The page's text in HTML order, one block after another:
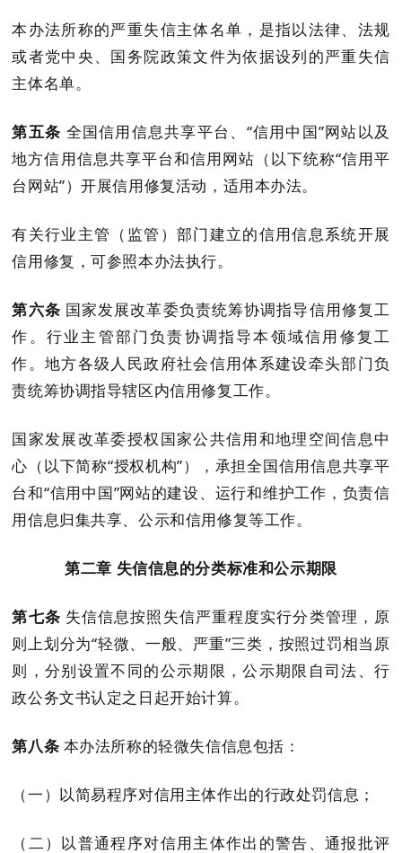
本办法所称的严重失信主体名单，是指以法律、法规
或者党中央、国务院政策文件为依据设列的严重失信
主体名单。
第五条 全国信用信息共享平台、 “信用中国”网站以及
地方信用信息共享平台和信用网站（以下统称“信用平
台网站”）开展信用修复活动，适用本办法。
有关行业主管（监管）部门建立的信用信息系统开展
信用修复，可参照本办法执行。
第六条 国家发展改革委负责统筹协调指导信用修复工
作。行业主管部门负责协调指导本领域信用修复工
作。地方各级人民政府社会信用体系建设牵头部门负
责统筹协调指导辖区内信用修复工作。
国家发展改革委授权国家公共信用和地理空间信息中
心（以下简称“授权机构”）， 承担全国信用信息共享平
台和“信用中国”网站的建设、运行和维护工作，负责信
用信息归集共享、公示和信用修复等工作。
第二章 失信信息的分类标准和公示期限
第七条 失信信息按照失信严重程度实行分类管理， 原
则上划分为“轻微、一般、严重”三类，按照过罚相当原
则，分别设置不同的公示期限 ，公示期限自司法、行
政公务文书认定之日起开始计算。
第八条 本办法所称的轻微失信信息包括：
（一）以简易程序对信用主体作出的行政处罚信息；
（二）以普通程序对信用主体作出的警告、通报批评